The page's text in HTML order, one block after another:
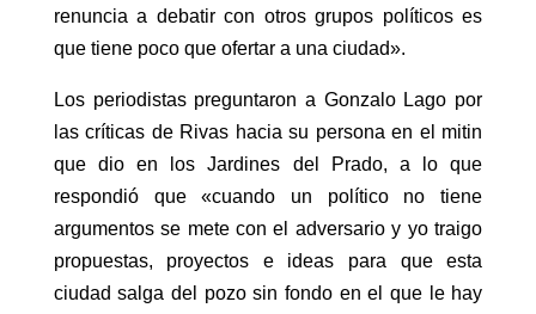
renuncia a debatir con otros grupos políticos es
que tiene poco que ofertar a una ciudad».
Los periodistas preguntaron a Gonzalo Lago por
las críticas de Rivas hacia su persona en el mitin
que dio en los Jardines del Prado, a lo que
respondió que «cuando un político no tiene
argumentos se mete con el adversario y yo traigo
propuestas, proyectos e ideas para que esta
ciudad salga del pozo sin fondo en el que le hay